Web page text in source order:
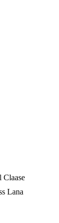
Claase
Lana